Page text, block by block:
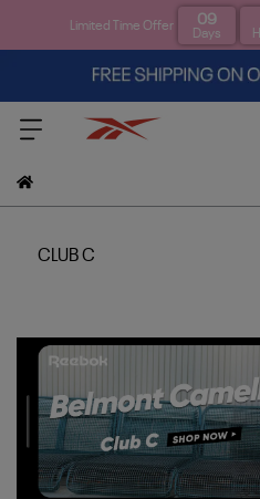
Limited Time Offer 09
Days
CLUB C